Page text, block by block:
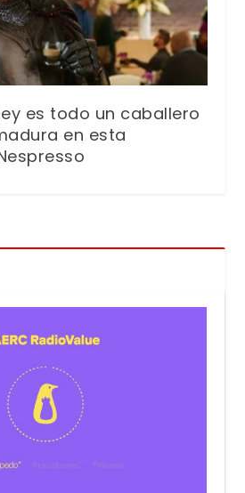
es todo un caballero
en esta